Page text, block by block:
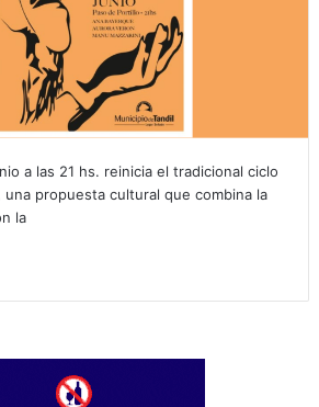
a las 21 hs. reinicia el tradicional ciclo
una propuesta cultural que combina la
la